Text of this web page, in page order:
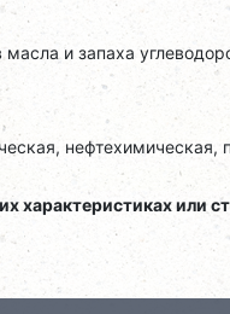
и запаха
характеристиках или